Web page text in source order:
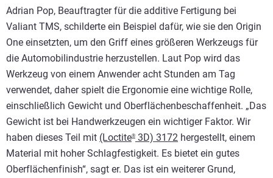
Adrian Pop, Beauftragter für die additive Fertigung bei
Valiant TMS, schilderte ein Beispiel dafür, wie sie den Origin
One einsetzten, um den Griff eines größeren Werkzeugs für
die Automobilindustrie herzustellen. Laut Pop wird das
Werkzeug von einem Anwender acht Stunden am Tag
verwendet, daher spielt die Ergonomie eine wichtige Rolle,
einschließlich Gewicht und Oberflächenbeschaffenheit. „Das
Gewicht ist bei Handwerkzeugen ein wichtiger Faktor. Wir
haben dieses Teil mit (Loctite® 3D) 3172 hergestellt, einem
Material mit hoher Schlagfestigkeit. Es bietet ein gutes
Oberflächenfinish“, sagt er. Das ist ein weiterer Grund,